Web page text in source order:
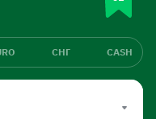
СНГ CASH